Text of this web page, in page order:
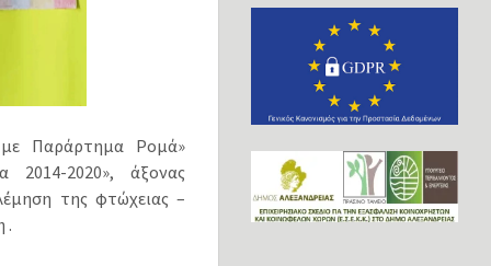
με Παράρτημα Ρομά»
2014-2020», άξονας
της φτώχειας –
.